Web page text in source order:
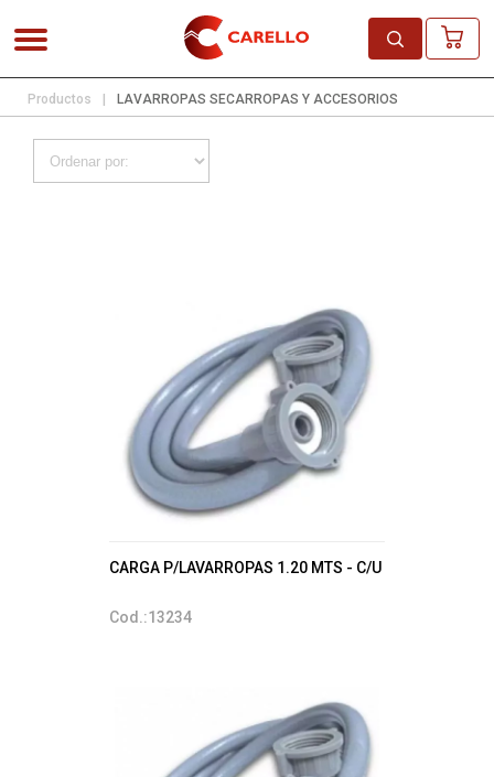
Productos LAVARROPAS SECARROPAS Y ACCESORIOS
CARGA P/LAVARROPAS 1.20 MTS - C/U
Cod.:13234